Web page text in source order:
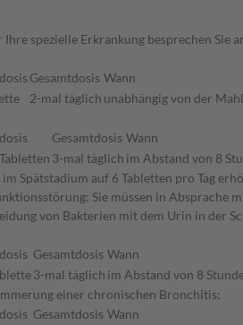
spezielle Erkrankung besprechen
Gesamtdosis Wann
2-mal täglich unabhängig von der
Gesamtdosis Wann
3-mal täglich im Abstand von 8
Spätstadium auf 6 Tabletten pro Tag
Sie müssen in Absprache
von Bakterien mit dem Urin in
Gesamtdosis Wann
3-mal täglich im Abstand von 8
einer chronischen Bronchitis:
Gesamtdosis Wann